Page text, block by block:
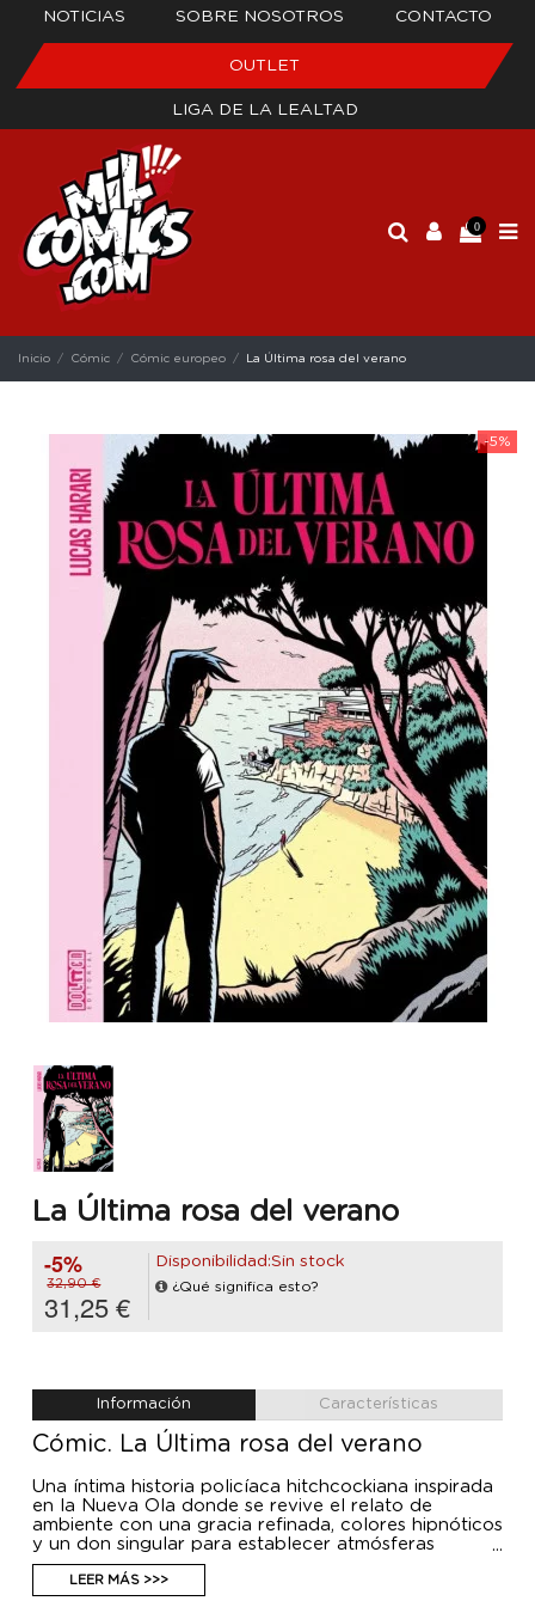
NOTICIAS SOBRE NOSOTROS CONTACTO
OUTLET
LIGA DE LA LEALTAD
0
Inicio Cómic Cómic europeo La Última rosa del verano
-5%
La Última rosa del verano
-5%
32,90 €
31,25 €
Disponibilidad:Sin stock
¿Qué significa esto?
Información Características
Cómic. La Última rosa del verano
Una íntima historia policíaca hitchcockiana inspirada
en la Nueva Ola donde se revive el relato de
ambiente con una gracia refinada, colores hipnóticos
y un don singular para establecer atmósferas
misteriosas: Sin duda, ¡este es el nuevo Harari!
Es verano. Leo, un joven soñador parisino con
esperanzas de convertirse en escritor, trabaja en una
LEER MÁS >>>